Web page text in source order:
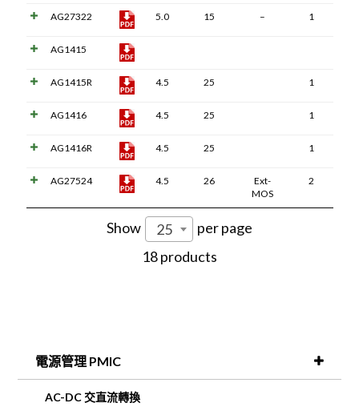
AG27322 5.0 15 – 1
AG1415
AG1415R 4.5 25 1
AG1416 4.5 25 1
AG1416R 4.5 25 1
AG27524 4.5 26
Ext-
MOS
2
Show 25
per page
18 products
電源管理 PMIC
AC-DC 交直流轉換